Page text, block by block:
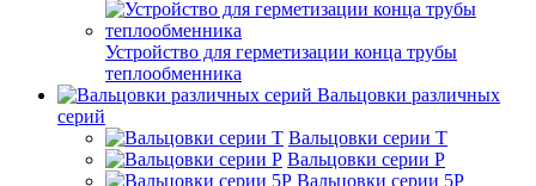
Устройство для герметизации конца трубы
теплообменника
Вальцовки различных
серий
Вальцовки серии Т
Вальцовки серии Р
Вальцовки серии 5Р